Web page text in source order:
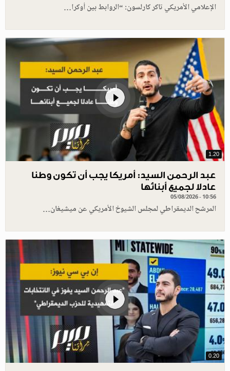
الإعلامي الأمريكي تاكر كارلسون: “الروابط بين أوكرا…
1.20
عبد الرحمن السيد: أمريكا يجب أن تكون وطنا
عادلا لجميع أبنائها
05/08/2026 - 10:56
المرشح الديمقراطي لمجلس الشيوخ الأمريكي عن ميشيغان…
0.20